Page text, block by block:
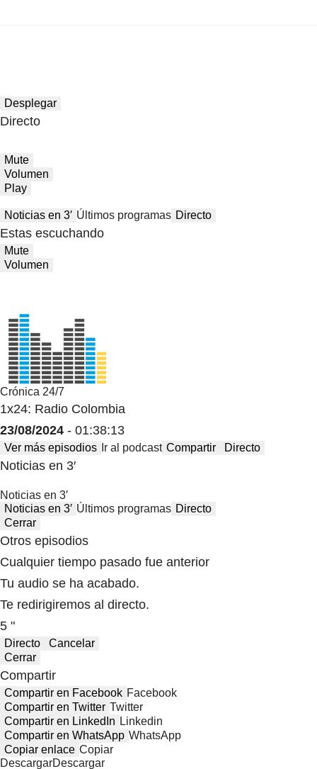
Desplegar
Directo
Mute
Volumen
Play
Noticias en 3′ Últimos programas Directo
Estas escuchando
Mute
Volumen
Crónica 24/7
1x24: Radio Colombia
23/08/2024 - 01:38:13
Ver más episodios Ir al podcast Compartir Directo
Noticias en 3′
Noticias en 3′
Noticias en 3′ Últimos programas Directo
Cerrar
Otros episodios
Cualquier tiempo pasado fue anterior
Tu audio se ha acabado.
Te redirigiremos al directo.
5 "
Directo
Cancelar
Cerrar
Compartir
Compartir en Facebook Facebook
Compartir en Twitter Twitter
Compartir en LinkedIn Linkedin
Compartir en WhatsApp WhatsApp
Copiar enlace Copiar
DescargarDescargar